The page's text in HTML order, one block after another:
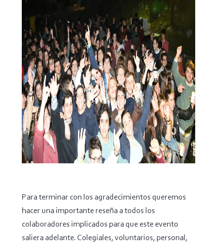
Para terminar con los agradecimientos queremos
hacer una importante reseña a todos los
colaboradores implicados para que este evento
saliera adelante. Colegiales, voluntarios, personal,